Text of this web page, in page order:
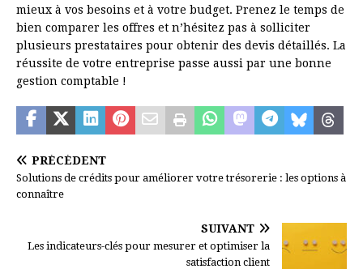
mieux à vos besoins et à votre budget. Prenez le temps de
bien comparer les offres et n’hésitez pas à solliciter
plusieurs prestataires pour obtenir des devis détaillés. La
réussite de votre entreprise passe aussi par une bonne
gestion comptable !
PRÉCÉDENT
Solutions de crédits pour améliorer votre trésorerie : les options à
connaître
SUIVANT
Les indicateurs-clés pour mesurer et optimiser la
satisfaction client